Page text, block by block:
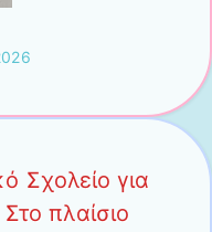
Σχολείο για
πλαίσιο